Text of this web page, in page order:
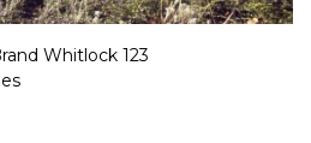
Whitlock 123